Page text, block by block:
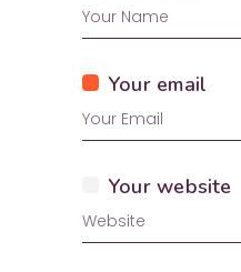
Your email
Your website